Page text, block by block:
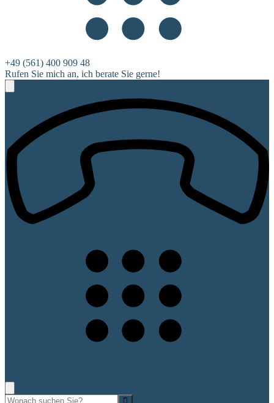
+49 (561) 400 909 48
Rufen Sie mich an, ich berate Sie gerne!